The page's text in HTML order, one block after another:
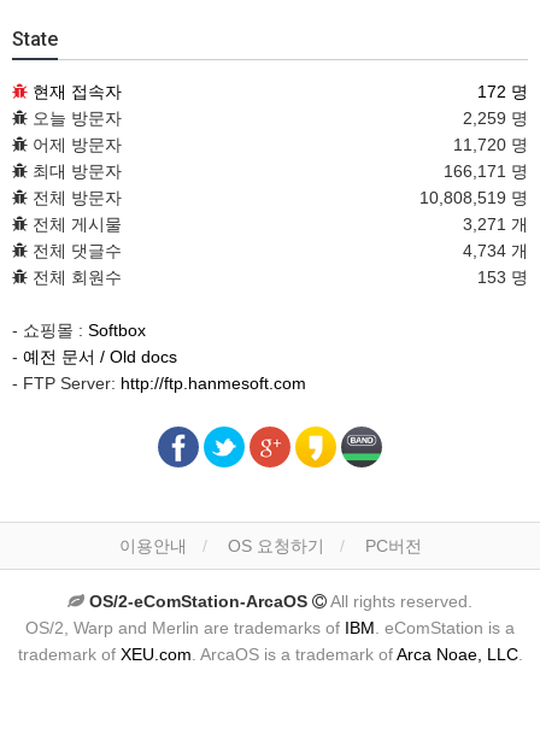
State
현재 접속자
172 명
오늘 방문자
2,259 명
어제 방문자
11,720 명
최대 방문자
166,171 명
전체 방문자
10,808,519 명
전체 게시물
3,271 개
전체 댓글수
4,734 개
전체 회원수
153 명
- 쇼핑몰 : Softbox
- 예전 문서 / Old docs
- FTP Server: http://ftp.hanmesoft.com
이용안내 OS 요청하기 PC버전
OS/2-eComStation-ArcaOS
All rights reserved.
OS/2, Warp and Merlin are trademarks of IBM . eComStation is a
trademark of XEU.com . ArcaOS is a trademark ofArca Noae, LLC.